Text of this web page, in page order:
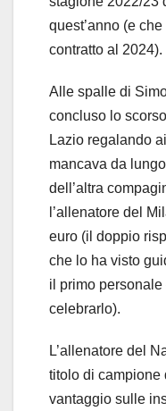
quest’anno (e
contratto al 2024).
Alle spalle di
concluso lo
Lazio regalando
mancava da
dell’altra
l’allenatore del
euro (il doppio
che lo ha visto
il primo
celebrarlo).
L’allenatore del
titolo di campione
vantaggio sulle